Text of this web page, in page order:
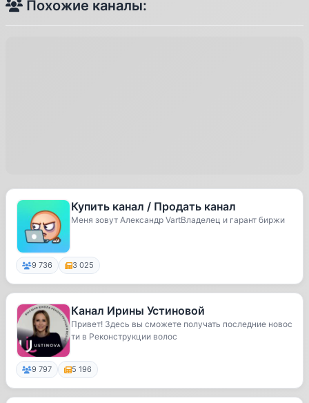
Похожие каналы:
Купить канал / Продать канал
Меня зовут Александр VartВладелец и гарант биржи
9 736 3 025
Канал Ирины Устиновой
Привет! Здесь вы сможете получать последние новос
ти в Реконструкции волос
9 797 5 196